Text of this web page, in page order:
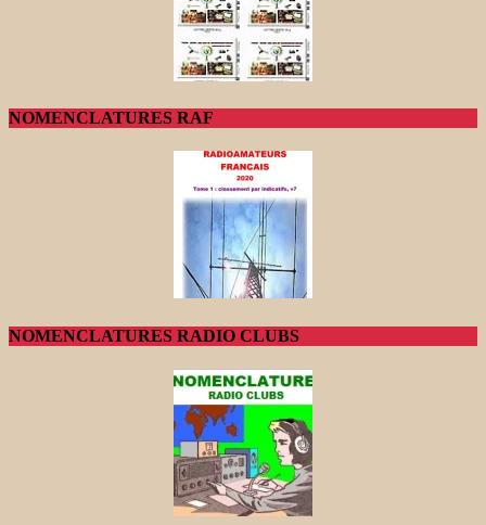
NOMENCLATURES RAF
NOMENCLATURES RADIO CLUBS